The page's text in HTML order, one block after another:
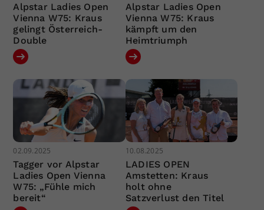
Alpstar Ladies Open
Vienna W75: Kraus
gelingt Österreich-
Double
Alpstar Ladies Open
Vienna W75: Kraus
kämpft um den
Heimtriumph
02.09.2025
Tagger vor Alpstar
Ladies Open Vienna
W75: „Fühle mich
bereit“
10.08.2025
LADIES OPEN
Amstetten: Kraus
holt ohne
Satzverlust den Titel